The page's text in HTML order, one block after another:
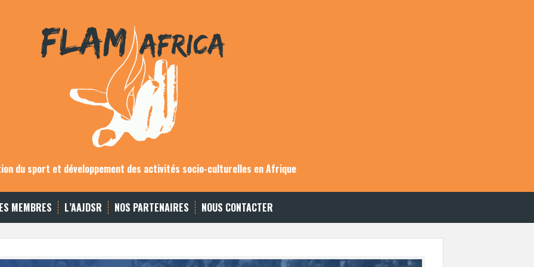
du sport et développement des activités socio-culturelles en Afrique
MEMBRES L’AAJDSR NOS PARTENAIRES NOUS CONTACTER